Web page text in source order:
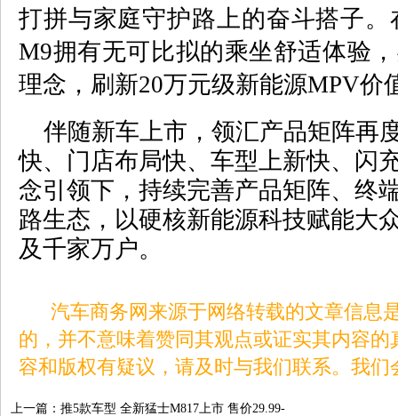
打拼与家庭守护路上的奋斗搭子。
M9拥有无可比拟的乘坐舒适体验
理念，刷新20万元级新能源MPV价
伴随新车上市，领汇产品矩阵再
快、门店布局快、车型上新快、闪
念引领下，持续完善产品矩阵、终
路生态，以硬核新能源科技赋能大
及千家万户。
汽车商务网来源于网络转载的文章信息
的，并不意味着赞同其观点或证实其内容
容和版权有疑议，请及时与我们联系。我
上一篇： 推5款车型 全新猛士M817上市 售价29.99-